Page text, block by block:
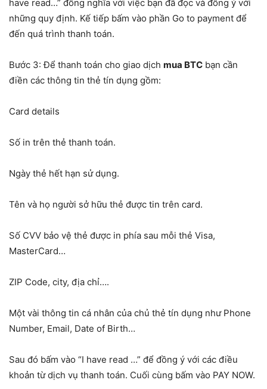
have read…” đồng nghĩa với việc bạn đã đọc và đồng ý với
những quy định. Kế tiếp bấm vào phần Go to payment để
đến quá trình thanh toán.
Bước 3: Để thanh toán cho giao dịch mua BTC bạn cần
điền các thông tin thẻ tín dụng gồm:
Card details
Số in trên thẻ thanh toán.
Ngày thẻ hết hạn sử dụng.
Tên và họ người sở hữu thẻ được tin trên card.
Số CVV bảo vệ thẻ được in phía sau mỗi thẻ Visa,
MasterCard…
ZIP Code, city, địa chỉ….
Một vài thông tin cá nhân của chủ thẻ tín dụng như Phone
Number, Email, Date of Birth…
Sau đó bấm vào “I have read …” để đồng ý với các điều
khoản từ dịch vụ thanh toán. Cuối cùng bấm vào PAY NOW.